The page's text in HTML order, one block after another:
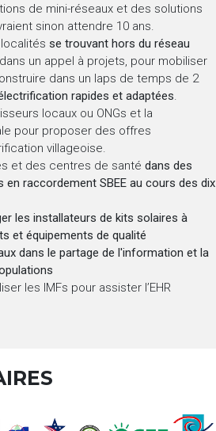
de mini-réseaux et des solutions
sinon attendre 10 ans.
se trouvant hors du réseau
dans un appel à projets, pour mobiliser
dans un laps de temps de 2
rapides et adaptées.
locaux ou ONGs et la
pour proposer des offres
villageoise.
et des centres de santé dans des
en raccordement SBEE au cours des dix
les installateurs de kits solaires à
et équipements de qualité
dans le partage de l'information et la
les IMFs pour assister l’EHR